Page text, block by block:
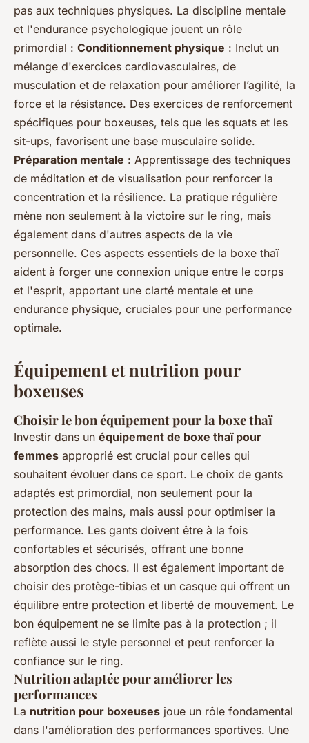
pas aux techniques physiques. La discipline mentale
et l'endurance psychologique jouent un rôle
primordial : Conditionnement physique : Inclut un
mélange d'exercices cardiovasculaires, de
musculation et de relaxation pour améliorer l’agilité, la
force et la résistance. Des exercices de renforcement
spécifiques pour boxeuses, tels que les squats et les
sit-ups, favorisent une base musculaire solide.
Préparation mentale : Apprentissage des techniques
de méditation et de visualisation pour renforcer la
concentration et la résilience. La pratique régulière
mène non seulement à la victoire sur le ring, mais
également dans d'autres aspects de la vie
personnelle. Ces aspects essentiels de la boxe thaï
aident à forger une connexion unique entre le corps
et l'esprit, apportant une clarté mentale et une
endurance physique, cruciales pour une performance
optimale.
Équipement et nutrition pour
boxeuses
Choisir le bon équipement pour la boxe thaï
Investir dans un équipement de boxe thaï pour
femmes approprié est crucial pour celles qui
souhaitent évoluer dans ce sport. Le choix de gants
adaptés est primordial, non seulement pour la
protection des mains, mais aussi pour optimiser la
performance. Les gants doivent être à la fois
confortables et sécurisés, offrant une bonne
absorption des chocs. Il est également important de
choisir des protège-tibias et un casque qui offrent un
équilibre entre protection et liberté de mouvement. Le
bon équipement ne se limite pas à la protection ; il
reflète aussi le style personnel et peut renforcer la
confiance sur le ring.
Nutrition adaptée pour améliorer les
performances
La nutrition pour boxeuses joue un rôle fondamental
dans l'amélioration des performances sportives. Une